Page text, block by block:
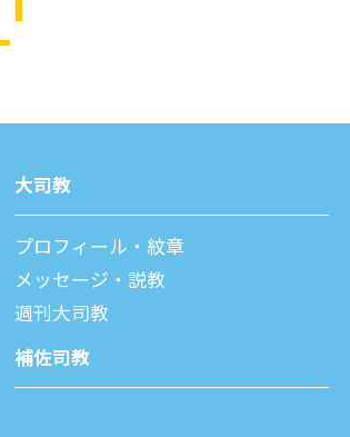
⼤司教
プロフィール・紋章
メッセージ・説教
週刊⼤司教
補佐司教